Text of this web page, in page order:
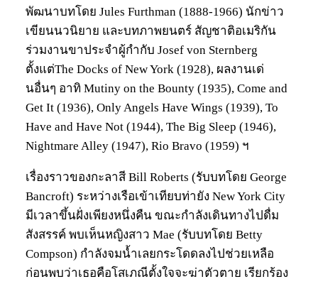
พัฒนาบทโดย Jules Furthman (1888-1966) นักข่าว
เขียนนวนิยาย และบทภาพยนตร์ สัญชาติอเมริกัน
ร่วมงานขาประจำผู้กำกับ Josef von Sternberg
ตั้งแต่The Docks of New York (1928), ผลงานเด่
นอื่นๆ อาทิ Mutiny on the Bounty (1935), Come and
Get It (1936), Only Angels Have Wings (1939), To
Have and Have Not (1944), The Big Sleep (1946),
Nightmare Alley (1947), Rio Bravo (1959) ฯ
เรื่องราวของกะลาสี Bill Roberts (รับบทโดย George
Bancroft) ระหว่างเรือเข้าเทียบท่ายัง New York City
มีเวลาขึ้นฝั่งเพียงหนึ่งคืน ขณะกำลังเดินทางไปดื่ม
สังสรรค์ พบเห็นหญิงสาว Mae (รับบทโดย Betty
Compson) กำลังจมน้ำเลยกระโดดลงไปช่วยเหลือ
ก่อนพบว่าเธอคือโสเภณีตั้งใจจะฆ่าตัวตาย เรียกร้อง